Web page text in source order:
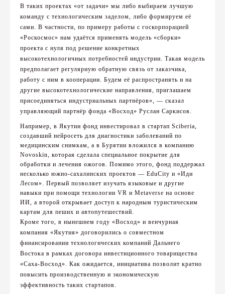
В таких проектах «от задачи» мы либо выбираем лучшую
команду с технологическим заделом, либо формируем её
сами. В частности, по примеру работы с госкорпорацией
«Роскосмос» нам удаётся применять модель «сборки»
проекта с нуля под решение конкретных
высокотехнологичных потребностей индустрии. Такая модель
предполагает регулярную обратную связь от заказчика,
работу с ним в кооперации. Будем её распространять и на
другие высокотехнологические направления, приглашаем
присоединяться индустриальных партнёров», — сказал
управляющий партнёр фонда «Восход» Руслан Саркисов.
Например, в Якутии фонд инвестировал в стартап Sciberia,
создавший нейросеть для диагностики заболеваний по
медицинским снимкам, а в Бурятии вложился в компанию
Novoskin, которая сделала специальное покрытие для
обработки и лечения ожогов. Помимо этого, фонд поддержал
несколько южно-сахалинских проектов — EduCity и «Иди
Лесом». Первый позволяет изучать языковые и другие
навыки при помощи технологии VR и Metaverse на основе
ИИ, а второй открывает доступ к народным туристическим
картам для пеших и автопутешествий.
Кроме того, в нынешнем году «Восход» и венчурная
компания «Якутия» договорились о совместном
финансировании технологических компаний Дальнего
Востока в рамках договора инвестиционного товарищества
«Саха-Восход». Как ожидается, инициатива позволит кратно
повысить производственную и экономическую
эффективность таких стартапов.